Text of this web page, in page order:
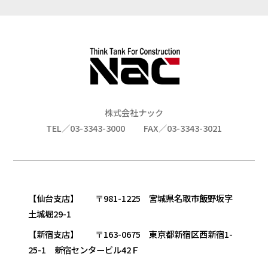
株式会社ナック
TEL／03-3343-3000
FAX／03-3343-3021
【仙台支店】 〒981-1225 宮城県名取市飯野坂字
土城堀29-1
【新宿支店】 〒163-0675 東京都新宿区西新宿1-
25-1 新宿センタービル42Ｆ